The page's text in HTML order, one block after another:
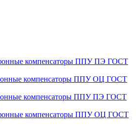
компенсаторы ППУ ПЭ ГОСТ
компенсаторы ППУ ОЦ ГОСТ
компенсаторы ППУ ПЭ ГОСТ
компенсаторы ППУ ОЦ ГОСТ